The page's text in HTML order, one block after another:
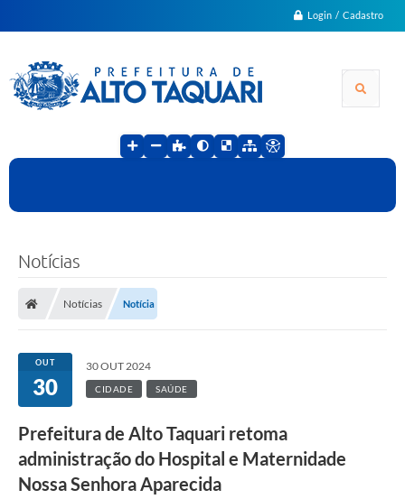
Login / Cadastro
Notícias
Notícias Notícia
OUT
30
30 OUT 2024
CIDADE SAÚDE
Prefeitura de Alto Taquari retoma
administração do Hospital e Maternidade
Nossa Senhora Aparecida